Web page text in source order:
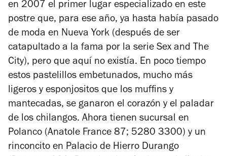
en 2007 el primer lugar especializado en este
postre que, para ese año, ya hasta había pasado
de moda en Nueva York (después de ser
catapultado a la fama por la serie Sex and The
City), pero que aquí no existía. En poco tiempo
estos pastelillos embetunados, mucho más
ligeros y esponjositos que los muffins y
mantecadas, se ganaron el corazón y el paladar
de los chilangos. Ahora tienen sucursal en
Polanco (Anatole France 87; 5280 3300) y un
rinconcito en Palacio de Hierro Durango